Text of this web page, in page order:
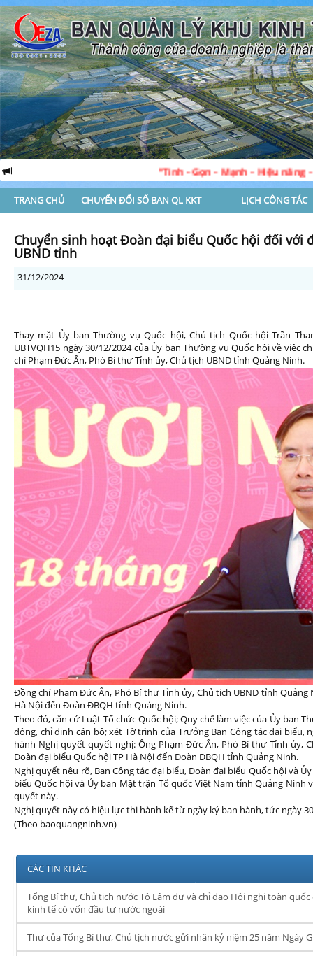
“Tinh - Gọn - Mạnh - Hiệu năng - Hiệu
TRANG CHỦ CHUYỂN ĐỔI SỐ BAN QL KKT LỊCH CÔNG TÁC
Chuyển sinh hoạt Đoàn đại biểu Quốc hội đối với
UBND tỉnh
31/12/2024
Thay mặt Ủy ban Thường vụ Quốc hội, Chủ tịch Quốc hội Trần
UBTVQH15 ngày 30/12/2024 của Ủy ban Thường vụ Quốc hội về việc
chí Phạm Đức Ấn, Phó Bí thư Tỉnh ủy, Chủ tịch UBND tỉnh Quảng Ninh.
Đồng chí Phạm Đức Ấn, Phó Bí thư Tỉnh ủy, Chủ tịch UBND tỉnh
Hà Nội đến Đoàn ĐBQH tỉnh Quảng Ninh.
Theo đó, căn cứ Luật Tổ chức Quốc hội; Quy chế làm việc của Ủy ban
động, chỉ định cán bộ; xét Tờ trình của Trưởng Ban Công tác đại biểu,
hành Nghị quyết quyết nghị: Ông Phạm Đức Ấn, Phó Bí thư Tỉnh ủy,
Đoàn đại biểu Quốc hội TP Hà Nội đến Đoàn ĐBQH tỉnh Quảng Ninh.
Nghị quyết nêu rõ, Ban Công tác đại biểu, Đoàn đại biểu Quốc hội và
biểu Quốc hội và Ủy ban Mặt trận Tổ quốc Việt Nam tỉnh Quảng
quyết này.
Nghị quyết này có hiệu lực thi hành kể từ ngày ký ban hành, tức ngày
(Theo baoquangninh.vn)
CÁC TIN KHÁC
Tổng Bí thư, Chủ tịch nước Tô Lâm dự và chỉ đạo Hội nghị toàn
kinh tế có vốn đầu tư nước ngoài
Thư của Tổng Bí thư, Chủ tịch nước gửi nhân kỷ niệm 25 năm Ngày